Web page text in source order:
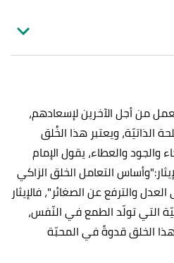
من أجل الآخرين لإسعادهم،
ويعتبر هذا الخُلق
والعطاء، يقول الإمام
التعامل الخلق الزاكي
والترفع عن الصغائر"، فالإيثار
التي تولّد الطمع في النّفس،
الخلق قدوةً في المحبّة